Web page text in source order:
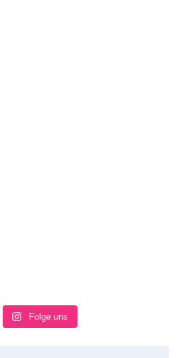
Folge uns